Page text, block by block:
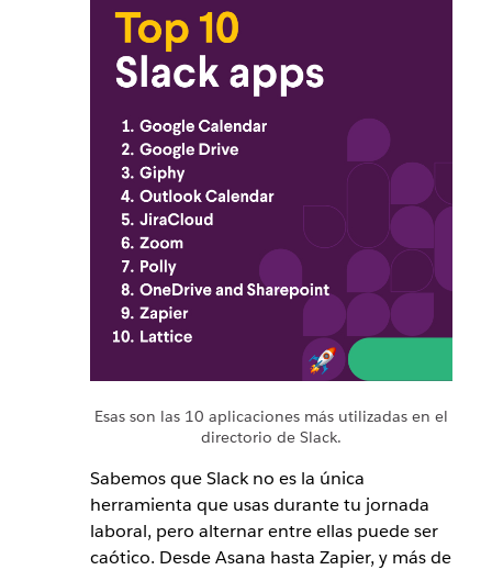
Esas son las 10 aplicaciones más utilizadas en el
directorio de Slack.
Sabemos que Slack no es la única
herramienta que usas durante tu jornada
laboral, pero alternar entre ellas puede ser
caótico. Desde Asana hasta Zapier, y más de